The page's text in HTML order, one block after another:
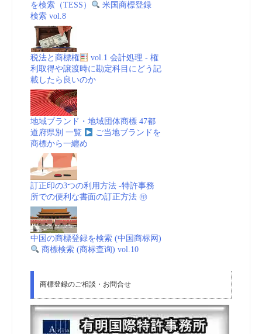
を検索（TESS）
米国商標登録
検索 vol.8
税法と商標権
vol.1 会計処理 - 権
利取得や譲渡時に勘定科目にどう記
載したら良いのか
地域ブランド・地域団体商標 47都
道府県別 一覧
ご当地ブランドを
商標から一纏め
訂正印の3つの利用方法 -特許事務
所での便利な書面の訂正方法 ㊞
中国の商標登録を検索 (中国商标网)
商標検索 (商标查询) vol.10
商標登録のご相談・お問合せ